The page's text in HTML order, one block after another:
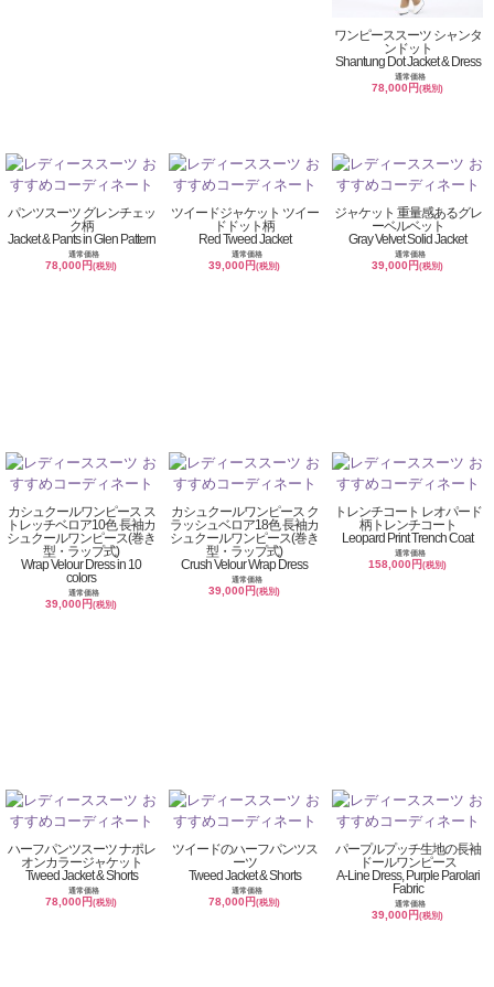
ワンピーススーツ シャンタ
ンドット
Shantung Dot Jacket & Dress
通常価格
78,000円(税別)
パンツスーツ グレンチェッ
ク柄
Jacket & Pants in Glen Pattern
通常価格
78,000円(税別)
ツイードジャケット ツイー
ドドット柄
Red Tweed Jacket
通常価格
39,000円(税別)
ジャケット 重量感あるグレ
ーベルベット
Gray Velvet Solid Jacket
通常価格
39,000円(税別)
カシュクールワンピース ス
トレッチベロア10色 長袖カ
シュクールワンピース(巻き
型・ラップ式)
Wrap Velour Dress in 10
colors
通常価格
39,000円(税別)
カシュクールワンピース ク
ラッシュベロア18色 長袖カ
シュクールワンピース(巻き
型・ラップ式)
Crush Velour Wrap Dress
通常価格
39,000円(税別)
トレンチコート レオパード
柄トレンチコート
Leopard Print Trench Coat
通常価格
158,000円(税別)
ハーフパンツスーツ ナポレ
オンカラージャケット
Tweed Jacket & Shorts
通常価格
78,000円(税別)
ツイードのハーフパンツス
ーツ
Tweed Jacket & Shorts
通常価格
78,000円(税別)
パープルプッチ生地の長袖
ドールワンピース
A-Line Dress, Purple Parolari
Fabric
通常価格
39,000円(税別)